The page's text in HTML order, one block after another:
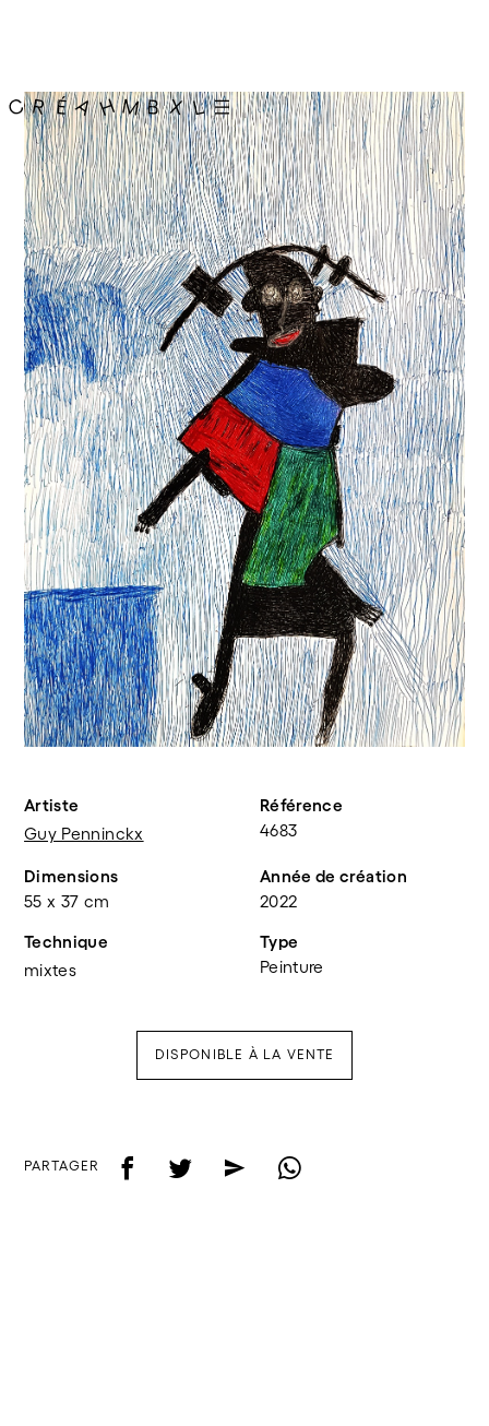
Artiste
Guy Penninckx
Référence
4683
Dimensions
55 x 37 cm
Année de création
2022
Technique
mixtes
Type
Peinture
DISPONIBLE À LA VENTE
PARTAGER f t e w